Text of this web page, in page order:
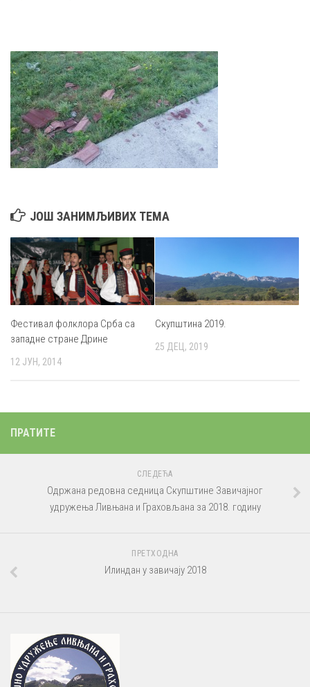
ЈОШ ЗАНИМЉИВИХ ТЕМА
Фестивал фолклора Срба са
западне стране Дрине
12 ЈУН, 2014
Скупштина 2019.
25 ДЕЦ, 2019
ПРАТИТЕ
СЛЕДЕЋА
Одржана редовна седница Скупштине Завичајног
удружења Ливњана и Граховљана за 2018. годину
ПРЕТХОДНА
Илиндан у завичају 2018